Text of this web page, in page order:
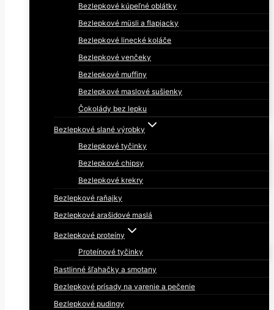
Bezlepkové kúpeľné oblátky
Bezlepkové müsli a flapjacky
Bezlepkové linecké koláče
Bezlepkové venčeky
Bezlepkové muffiny
Bezlepkové maslové sušienky
Čokolády bez lepku
Bezlepkové slané výrobky
Bezlepkové tyčinky
Bezlepkové chipsy
Bezlepkové krekry
Bezlepkové raňajky
Bezlepkové arašidové maslá
Bezlepkové proteíny
Proteínové tyčinky
Rastlinné šľahačky a smotany
Bezlepkové prísady na varenie a pečenie
Bezlepkové pudingy